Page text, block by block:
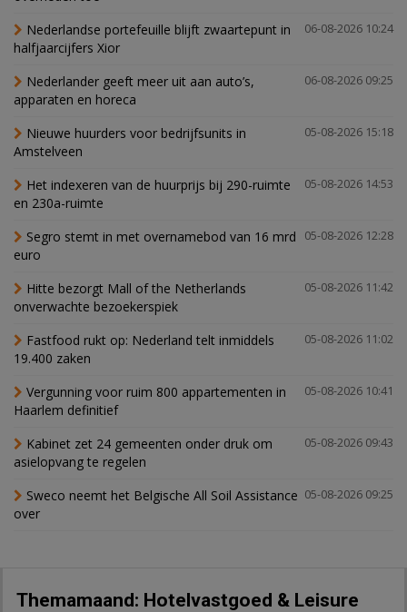
06-08-2026 10:24
Nederlandse portefeuille blijft zwaartepunt in
halfjaarcijfers Xior
06-08-2026 09:25
Nederlander geeft meer uit aan auto’s,
apparaten en horeca
05-08-2026 15:18
Nieuwe huurders voor bedrijfsunits in
Amstelveen
05-08-2026 14:53
Het indexeren van de huurprijs bij 290-ruimte
en 230a-ruimte
05-08-2026 12:28
Segro stemt in met overnamebod van 16 mrd
euro
05-08-2026 11:42
Hitte bezorgt Mall of the Netherlands
onverwachte bezoekerspiek
05-08-2026 11:02
Fastfood rukt op: Nederland telt inmiddels
19.400 zaken
05-08-2026 10:41
Vergunning voor ruim 800 appartementen in
Haarlem definitief
05-08-2026 09:43
Kabinet zet 24 gemeenten onder druk om
asielopvang te regelen
05-08-2026 09:25
Sweco neemt het Belgische All Soil Assistance
over
Themamaand: Hotelvastgoed & Leisure